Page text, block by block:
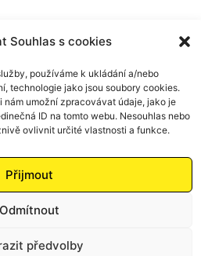
Souhlas s cookies
používáme k ukládání a/nebo
technologie jako jsou soubory cookies.
nám umožní zpracovávat údaje, jako je
ID na tomto webu. Nesouhlas nebo
ovlivnit určité vlastnosti a funkce.
Přijmout
Odmítnout
předvolby
údajů
(v češtině).